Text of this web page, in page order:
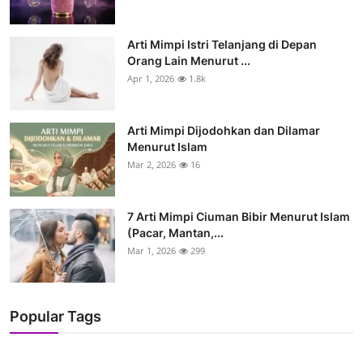
Arti Mimpi Istri Telanjang di Depan
Orang Lain Menurut ...
Apr 1, 2026 1.8k
Arti Mimpi Dijodohkan dan Dilamar
Menurut Islam
Mar 2, 2026 16
7 Arti Mimpi Ciuman Bibir Menurut Islam
(Pacar, Mantan,...
Mar 1, 2026 299
Popular Tags